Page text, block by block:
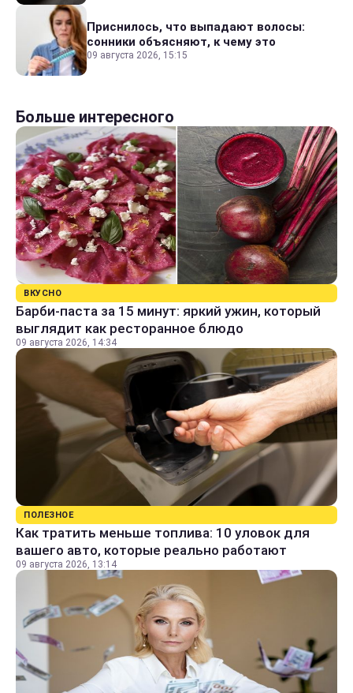
Приснилось, что выпадают волосы:
сонники объясняют, к чему это
09 августа 2026, 15:15
Больше интересного
ВКУСНО
Барби-паста за 15 минут: яркий ужин, который
выглядит как ресторанное блюдо
09 августа 2026, 14:34
ПОЛЕЗНОЕ
Как тратить меньше топлива: 10 уловок для
вашего авто, которые реально работают
09 августа 2026, 13:14